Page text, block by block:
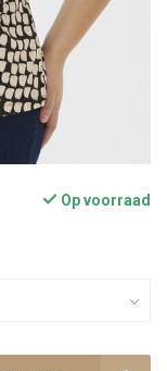
Op voorraad